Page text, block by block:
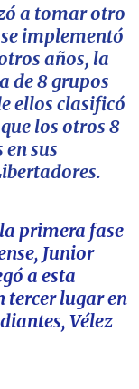
a tomar otro
implementó
años, la
de 8 grupos
ellos clasificó
los otros 8
sus
primera fase
Junior
a esta
tercer lugar en
Vélez